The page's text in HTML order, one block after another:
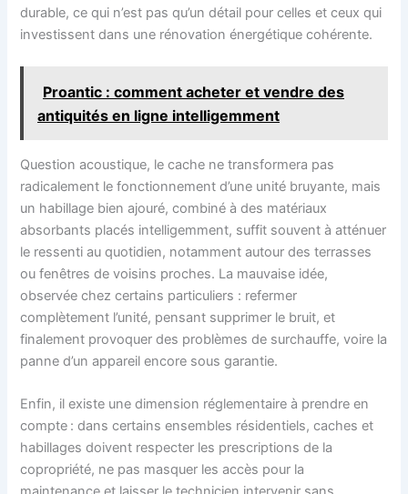
durable, ce qui n’est pas qu’un détail pour celles et ceux qui
investissent dans une rénovation énergétique cohérente.
Proantic : comment acheter et vendre des
antiquités en ligne intelligemment
Question acoustique, le cache ne transformera pas
radicalement le fonctionnement d’une unité bruyante, mais
un habillage bien ajouré, combiné à des matériaux
absorbants placés intelligemment, suffit souvent à atténuer
le ressenti au quotidien, notamment autour des terrasses
ou fenêtres de voisins proches. La mauvaise idée,
observée chez certains particuliers : refermer
complètement l’unité, pensant supprimer le bruit, et
finalement provoquer des problèmes de surchauffe, voire la
panne d’un appareil encore sous garantie.
Enfin, il existe une dimension réglementaire à prendre en
compte : dans certains ensembles résidentiels, caches et
habillages doivent respecter les prescriptions de la
copropriété, ne pas masquer les accès pour la